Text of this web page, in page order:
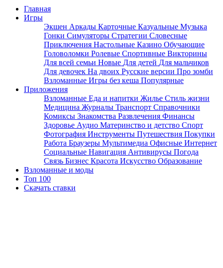
Главная
Игры
Экшен Аркады Карточные Казуальные Музыка
Гонки Симуляторы Стратегии Словесные
Приключения Настольные Казино Обучающие
Головоломки Ролевые Спортивные Викторины
Для всей семьи Новые Для детей Для мальчиков
Для девочек На двоих Русские версии Про зомби
Взломанные Игры без кеша Популярные
Приложения
Взломанные Еда и напитки Жилье Стиль жизни
Медицина Журналы Транспорт Справочники
Комиксы Знакомства Развлечения Финансы
Здоровье Аудио Материнство и детство Спорт
Фотография Инструменты Путешествия Покупки
Работа Браузеры Мультимедиа Офисные Интернет
Социальные Навигация Антивирусы Погода
Связь Бизнес Красота Искусство Образование
Взломанные и моды
Топ 100
Скачать ставки